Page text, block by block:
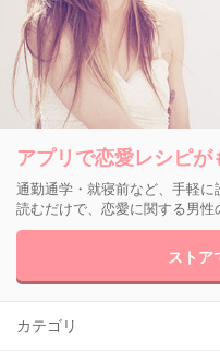
アプリで恋愛レシピが
通勤通学・就寝前など、手軽
読むだけで、恋愛に関する男性
ストア
カテゴリ